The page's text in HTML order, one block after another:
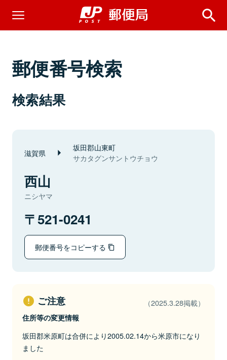
郵便番号検索
検索結果
滋賀県 坂田郡山東町
サカタグンサントウチョウ
西山
ニシヤマ
521-0241
郵便番号をコピーする
ご注意 （2025.3.28掲載）
住所等の変更情報
坂田郡米原町は合併により2005.02.14から米原市になり
ました